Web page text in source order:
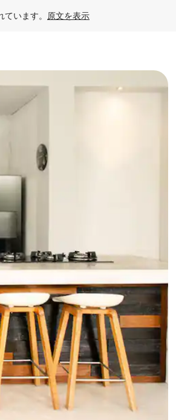
います。 原文を表示
して検索結果を確認することができます。